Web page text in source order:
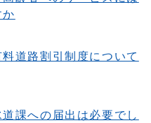
道路割引制度について
課への届出は必要でし